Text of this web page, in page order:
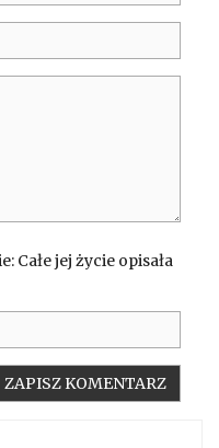
Całe jej życie opisała